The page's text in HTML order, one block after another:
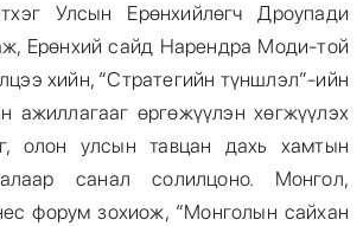
Улсын Ерөнхийлөгч Дроупади
Ерөнхий сайд Нарендра Моди-той
хийн, “Стратегийн түншлэл”-ийн
ажиллагааг өргөжүүлэн хөгжүүлэх
олон улсын тавцан дахь хамтын
санал солилцоно. Монгол,
форум зохиож, “Монголын сайхан